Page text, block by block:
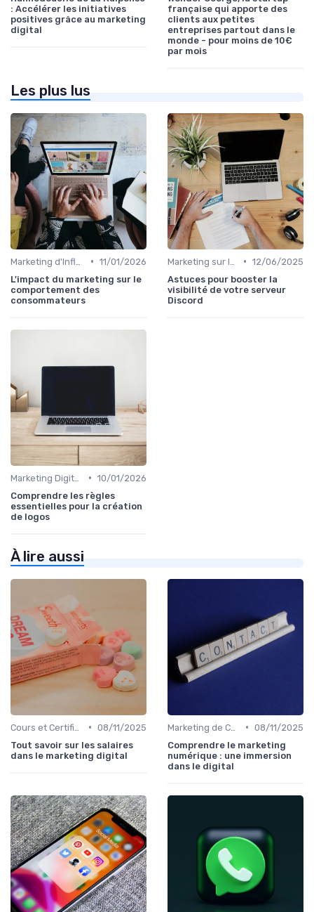
: Accélérer les initiatives
positives grâce au marketing
digital
française qui apporte des
clients aux petites
entreprises partout dans le
monde - pour moins de 10€
par mois
Les plus lus
• 11/01/2026
L'impact du marketing sur le
comportement des
consommateurs
• 12/06/2025
Astuces pour booster la
visibilité de votre serveur
Discord
• 10/01/2026
Comprendre les règles
essentielles pour la création
de logos
À lire aussi
• 08/11/2025
Tout savoir sur les salaires
dans le marketing digital
• 08/11/2025
Comprendre le marketing
numérique : une immersion
dans le digital